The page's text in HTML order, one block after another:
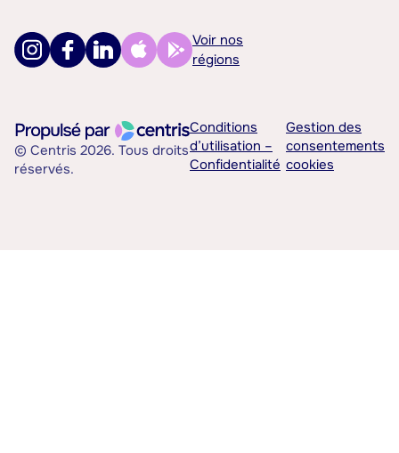
Voir nos
régions
© Centris 2026. Tous droits
réservés.
Conditions
d’utilisation –
Confidentialité
Gestion des
consentements
cookies